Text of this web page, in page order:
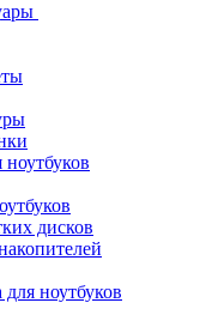
дисков
ноутбуков